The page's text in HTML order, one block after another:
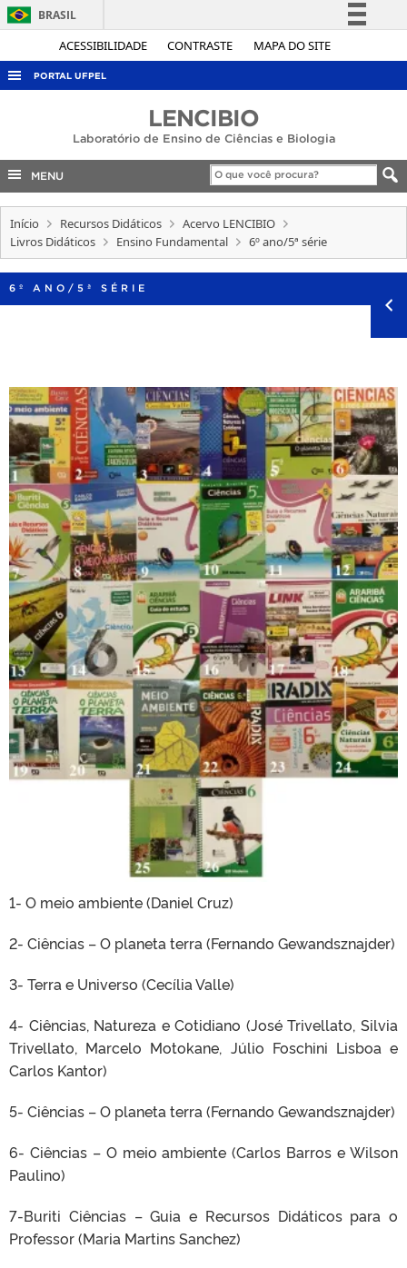
ACESSIBILIDADE CONTRASTE MAPA DO SITE
BRASIL
Simplifique!
Acesso à informação
Canais
PORTAL UFPEL
AUDITORIA
EDITAIS
INTERNACIONAL
OUVIDORIA
LENCIBIO
Laboratório de Ensino de Ciências e Biologia
MENU
Início Recursos Didáticos
Acervo LENCIBIO
Livros Didáticos
Ensino Fundamental 6º ano/5ª série
6º ANO/5ª SÉRIE
1- O meio ambiente (Daniel Cruz)
2- Ciências – O planeta terra (Fernando Gewandsznajder)
3- Terra e Universo (Cecília Valle)
4- Ciências, Natureza e Cotidiano (José Trivellato, Silvia
Trivellato, Marcelo Motokane, Júlio Foschini Lisboa e
Carlos Kantor)
5- Ciências – O planeta terra (Fernando Gewandsznajder)
6- Ciências – O meio ambiente (Carlos Barros e Wilson
Paulino)
7-Buriti Ciências – Guia e Recursos Didáticos para o
Professor (Maria Martins Sanchez)